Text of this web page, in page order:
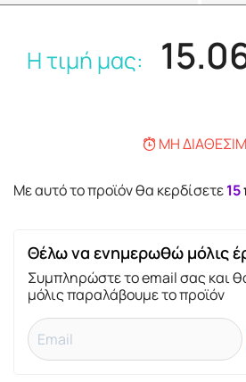
Η τιμή μας:
ΜΗ
Mε αυτό το προϊόν θα κερδίσετε15
Θέλω να ενημερωθώ μόλις
Συμπληρώστε το email σας και
μόλις παραλάβουμε το προϊόν